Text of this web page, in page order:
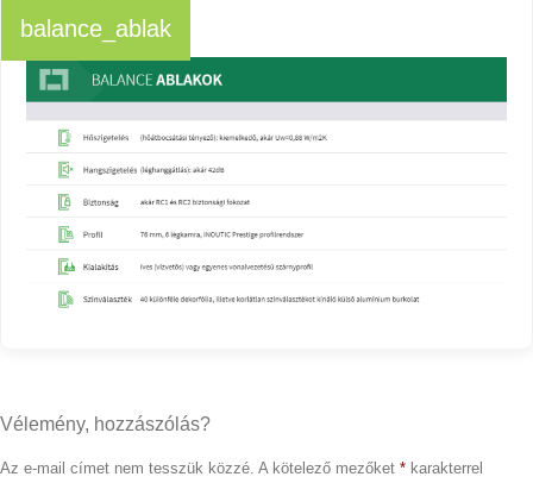
balance_ablak
Vélemény, hozzászólás?
Az e-mail címet nem tesszük közzé. A kötelező mezőket * karakterrel